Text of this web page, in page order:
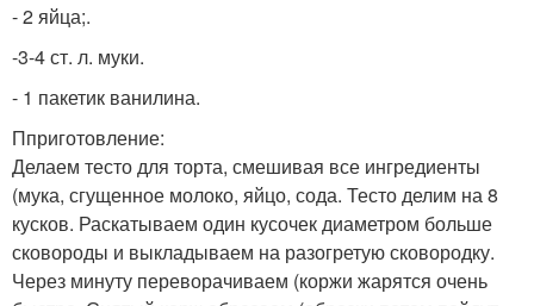
- 2 яйца;.
-3-4 ст. л. муки.
- 1 пакетик ванилина.
Пприготовление:
Делаем тесто для торта, смешивая все ингредиенты
(мука, сгущенное молоко, яйцо, сода. Тесто делим на 8
кусков. Раскатываем один кусочек диаметром больше
сковороды и выкладываем на разогретую сковородку.
Через минуту переворачиваем (коржи жарятся очень